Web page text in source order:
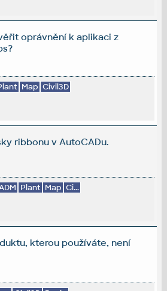
oprávnění k aplikaci z
Map Civil3D
ribbonu v AutoCADu.
Plant Map Ci...
kterou používáte, není